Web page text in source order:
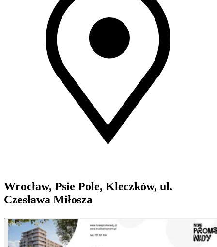
Wrocław, Psie Pole, Kleczków, ul.
Czesława Miłosza